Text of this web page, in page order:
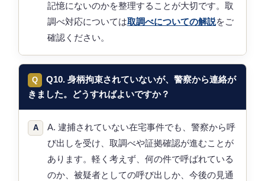
記憶にないのかを整理することが大切です。取
調べ対応については取調べについての解説をご
確認ください。
Q10. 身柄拘束されていないが、警察から連絡が
きました。どうすればよいですか？
A. 逮捕されていない在宅事件でも、警察から呼
び出しを受け、取調べや証拠確認が進むことが
あります。軽く考えず、何の件で呼ばれている
のか、被疑者としての呼び出しか、今後の見通